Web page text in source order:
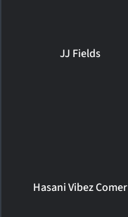
JJ Fields
Hasani Vibez Comer